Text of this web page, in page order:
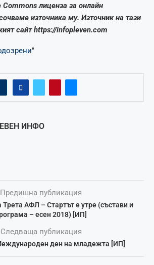
лиценза за онлайн
източника му. Източник на тази
сайт https://infopleven.com
ИНФО
Предишна публикация
АФЛ – Стартът е утре (състави и
– есен 2018) [ИП]
Следваща публикация
ден на младежта [ИП]